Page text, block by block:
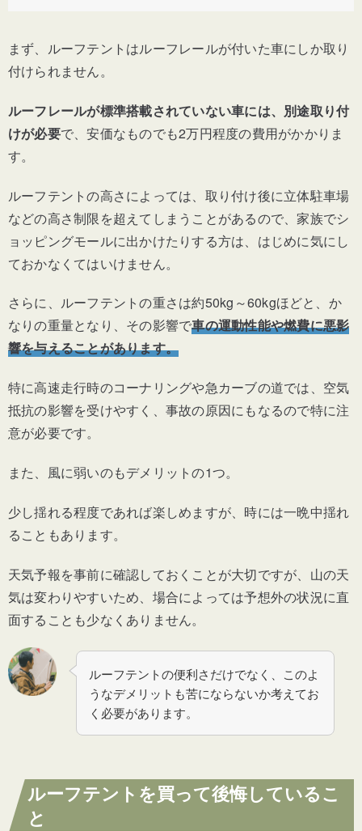
まず、ルーフテントはルーフレールが付いた車にしか取り
付けられません。
ルーフレールが標準搭載されていない車には、別途取り付
けが必要で、安価なものでも2万円程度の費用がかかりま
す。
ルーフテントの高さによっては、取り付け後に立体駐車場
などの高さ制限を超えてしまうことがあるので、家族でシ
ョッピングモールに出かけたりする方は、はじめに気にし
ておかなくてはいけません。
さらに、ルーフテントの重さは約50kg～60kgほどと、か
なりの重量となり、その影響で車の運動性能や燃費に悪影
響を与えることがあります。
特に高速走行時のコーナリングや急カーブの道では、空気
抵抗の影響を受けやすく、事故の原因にもなるので特に注
意が必要です。
また、風に弱いのもデメリットの1つ。
少し揺れる程度であれば楽しめますが、時には一晩中揺れ
ることもあります。
天気予報を事前に確認しておくことが大切ですが、山の天
気は変わりやすいため、場合によっては予想外の状況に直
面することも少なくありません。
ルーフテントの便利さだけでなく、このよ
うなデメリットも苦にならないか考えてお
く必要があります。
ルーフテントを買って後悔しているこ
と